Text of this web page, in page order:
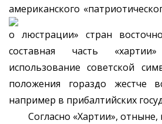
американского
о люстрации» стран
составная часть
использование советской
положения гораздо жестче
например в прибалтийских
Согласно «Хартии», отныне,